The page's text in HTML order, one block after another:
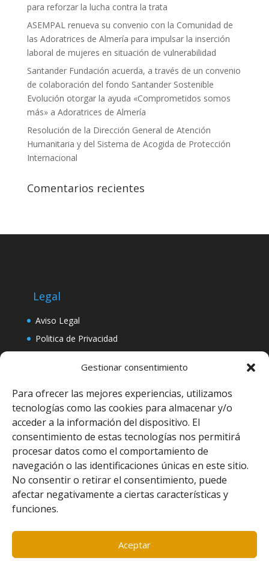
Gestionar consentimiento
Para ofrecer las mejores experiencias, utilizamos
tecnologías como las cookies para almacenar y/o
acceder a la información del dispositivo. El
consentimiento de estas tecnologías nos permitirá
procesar datos como el comportamiento de
navegación o las identificaciones únicas en este sitio.
No consentir o retirar el consentimiento, puede
afectar negativamente a ciertas características y
funciones.
Aceptar
para reforzar la lucha contra la trata
ASEMPAL renueva su convenio con la Comunidad de
las Adoratrices de Almería para impulsar la inserción
laboral de mujeres en situación de vulnerabilidad
Santander Fundación acuerda, a través de un convenio
de colaboración del fondo Santander Sostenible
Evolución otorgar la ayuda «Comprometidos somos
más» a Adoratrices de Almería
Resolución de la Dirección General de Atención
Humanitaria y del Sistema de Acogida de Protección
Internacional
Comentarios recientes
Legal
Aviso Legal
Politica de Privacidad